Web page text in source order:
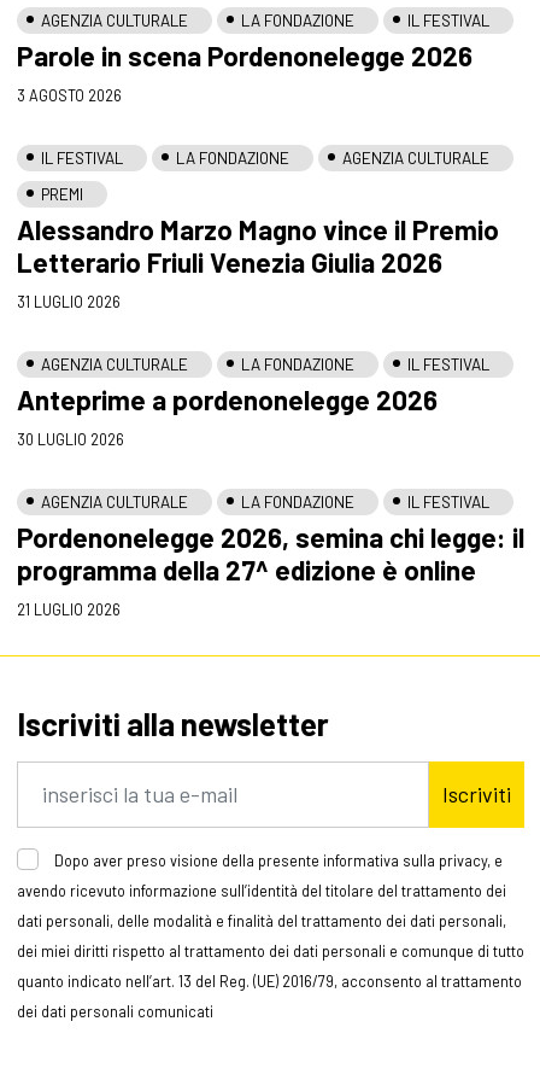
AGENZIA CULTURALE LA FONDAZIONE IL FESTIVAL
Parole in scena Pordenonelegge 2026
3 AGOSTO 2026
IL FESTIVAL LA FONDAZIONE
AGENZIA CULTURALE
PREMI
Alessandro Marzo Magno vince il Premio
Letterario Friuli Venezia Giulia 2026
31 LUGLIO 2026
AGENZIA CULTURALE LA FONDAZIONE IL FESTIVAL
Anteprime a pordenonelegge 2026
30 LUGLIO 2026
AGENZIA CULTURALE LA FONDAZIONE IL FESTIVAL
Pordenonelegge 2026, semina chi legge: il
programma della 27^ edizione è online
21 LUGLIO 2026
Iscriviti alla newsletter
Iscriviti
Dopo aver preso visione della presente informativa sulla privacy, e
avendo ricevuto informazione sull’identità del titolare del trattamento dei
dati personali, delle modalità e finalità del trattamento dei dati personali,
dei miei diritti rispetto al trattamento dei dati personali e comunque di tutto
quanto indicato nell’art. 13 del Reg. (UE) 2016/79, acconsento al trattamento
dei dati personali comunicati